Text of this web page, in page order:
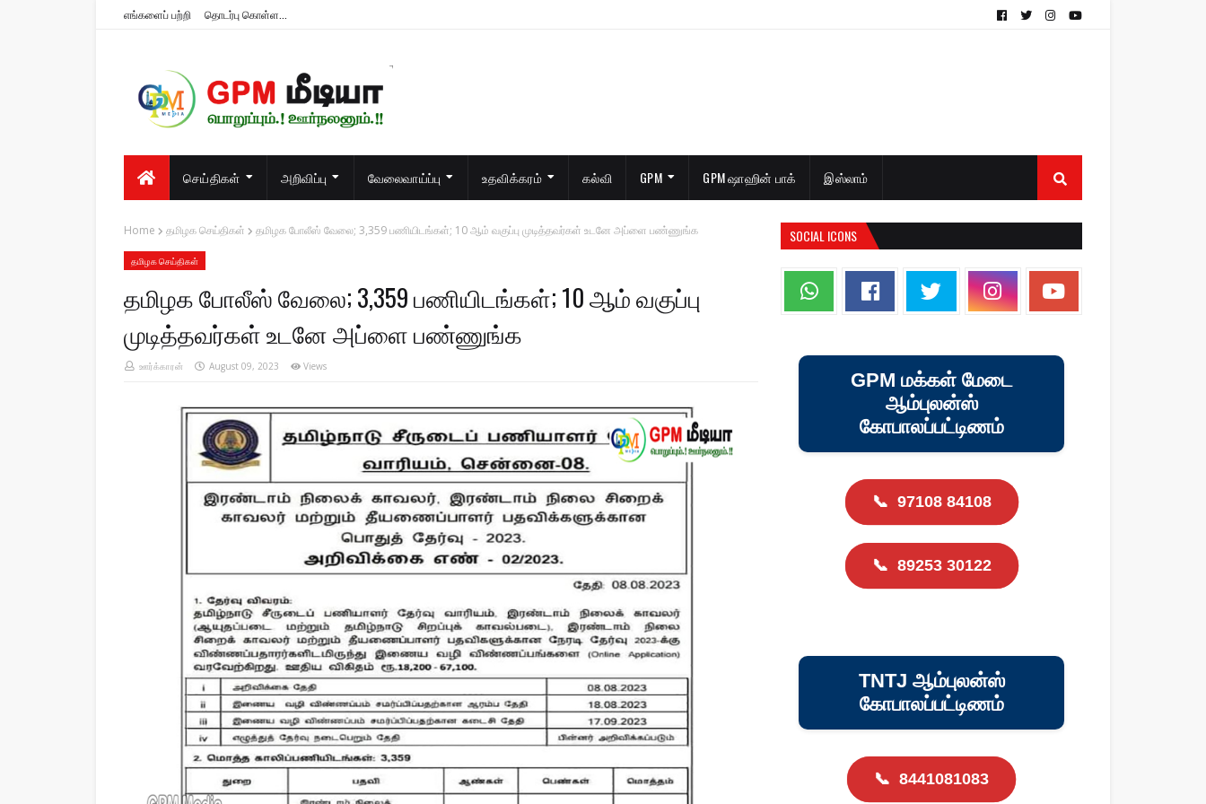
எங்களைப் பற்றி தொடர்பு கொள்ள...
செய்திகள்
அறிவிப்பு வேலைவாய்ப்பு உதவிக்கரம் கல்வி GPM GPM ஷாஹின் பாக் இஸ்லாம்
Home தமிழக செய்திகள் தமிழக போலீஸ் வேலை; 3,359 பணியிடங்கள்; 10 ஆம் வகுப்பு முடித்தவர்கள் உடனே அப்ளை பண்ணுங்க
தமிழக செய்திகள்
தமிழக போலீஸ் வேலை; 3,359 பணியிடங்கள்; 10 ஆம் வகுப்பு
முடித்தவர்கள் உடனே அப்ளை பண்ணுங்க
ஊர்க்காரன் August 09, 2023 Views
SOCIAL ICONS
GPM மக்கள் மேடை
ஆம்புலன்ஸ்
கோபாலப்பட்டிணம்
📞 97108 84108
📞 89253 30122
TNTJ ஆம்புலன்ஸ்
கோபாலப்பட்டிணம்
📞 8441081083